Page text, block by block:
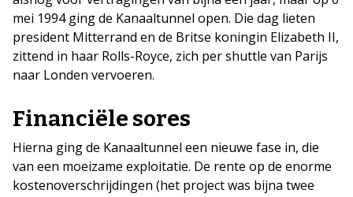
mei 1994 ging de Kanaaltunnel open. Die dag lieten
president Mitterrand en de Britse koningin Elizabeth II,
zittend in haar Rolls-Royce, zich per shuttle van Parijs
naar Londen vervoeren.
Financiële sores
Hierna ging de Kanaaltunnel een nieuwe fase in, die
van een moeizame exploitatie. De rente op de enorme
kostenoverschrijdingen (het project was bijna twee